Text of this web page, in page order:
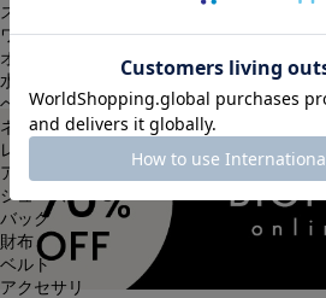
スカート
ワンピース
オールインワン・サロペット
水着
ヘッドウェア
ネックウェア
レッグウェア
アンダーウェア
シューズ
バッグ
財布
ベルト
アクセサリ